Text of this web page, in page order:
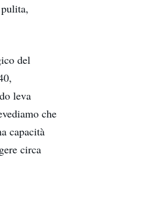
del
leva
che
capacità
circa